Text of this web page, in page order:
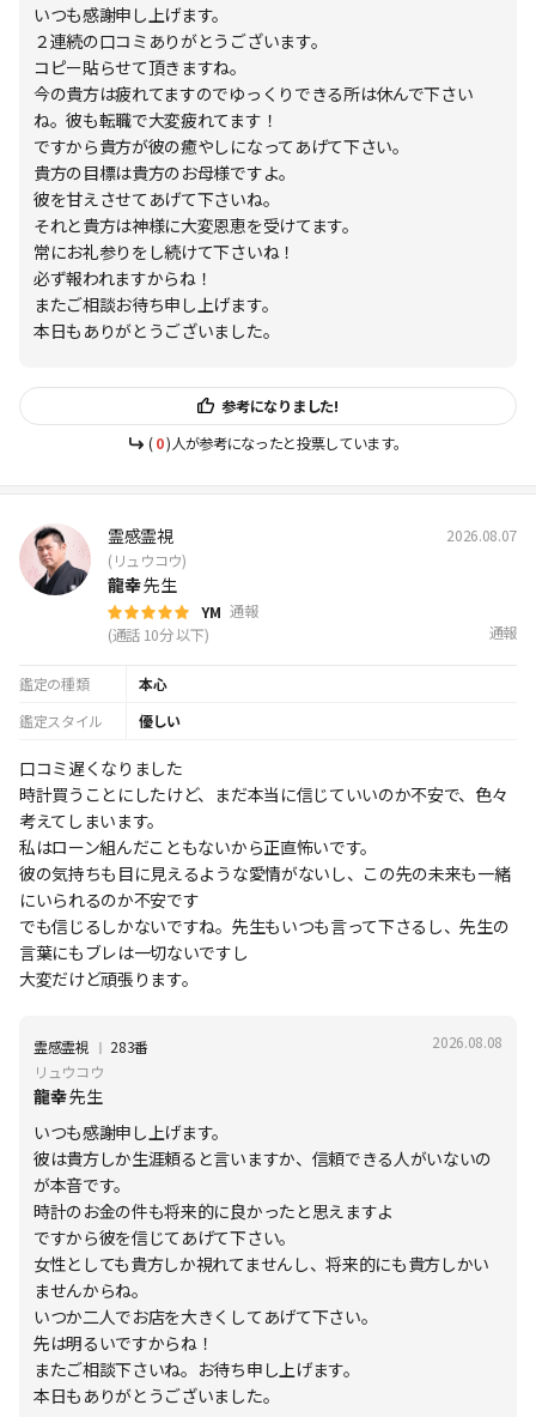
いつも感謝申し上げます。
２連続の口コミありがとうございます。
コピー貼らせて頂きますね。
今の貴方は疲れてますのでゆっくりできる所は休んで下さい
ね。彼も転職で大変疲れてます！
ですから貴方が彼の癒やしになってあげて下さい。
貴方の目標は貴方のお母様ですよ。
彼を甘えさせてあげて下さいね。
それと貴方は神様に大変恩恵を受けてます。
常にお礼参りをし続けて下さいね！
必ず報われますからね！
またご相談お待ち申し上げます。
本日もありがとうございました。
参考になりました!
(0)人が参考になったと投票しています。
霊感霊視 2026.08.07
(リュウコウ)
龍幸先生
YM 通報
(通話 10分 以下)
通報
鑑定の種類
本心
鑑定スタイル
優しい
口コミ遅くなりました
時計買うことにしたけど、まだ本当に信じていいのか不安で、色々
考えてしまいます。
私はローン組んだこともないから正直怖いです。
彼の気持ちも目に見えるような愛情がないし、この先の未来も一緒
にいられるのか不安です
でも信じるしかないですね。先生もいつも言って下さるし、先生の
言葉にもブレは一切ないですし
大変だけど頑張ります。
霊感霊視 Ι 283番
リュウコウ
龍幸先生
2026.08.08
いつも感謝申し上げます。
彼は貴方しか生涯頼ると言いますか、信頼できる人がいないの
が本音です。
時計のお金の件も将来的に良かったと思えますよ
ですから彼を信じてあげて下さい。
女性としても貴方しか視れてませんし、将来的にも貴方しかい
ませんからね。
いつか二人でお店を大きくしてあげて下さい。
先は明るいですからね！
またご相談下さいね。お待ち申し上げます。
本日もありがとうございました。